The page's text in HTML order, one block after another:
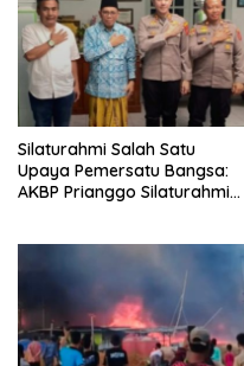
Silaturahmi Salah Satu
Upaya Pemersatu Bangsa:
AKBP Prianggo Silaturahmi